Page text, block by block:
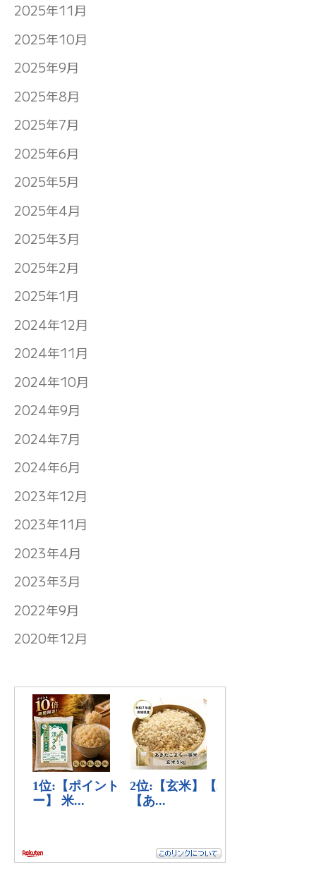
2025年11月
2025年10月
2025年9月
2025年8月
2025年7月
2025年6月
2025年5月
2025年4月
2025年3月
2025年2月
2025年1月
2024年12月
2024年11月
2024年10月
2024年9月
2024年7月
2024年6月
2023年12月
2023年11月
2023年4月
2023年3月
2022年9月
2020年12月